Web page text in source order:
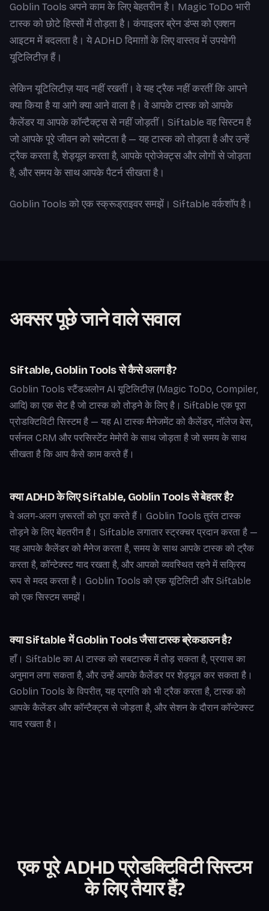
Goblin Tools अपने काम के लिए बेहतरीन है। Magic ToDo भारी
टास्क को छोटे हिस्सों में तोड़ता है। कंपाइलर ब्रेन डंप्स को एक्शन
आइटम में बदलता है। ये ADHD दिमाग़ों के लिए वास्तव में उपयोगी
यूटिलिटीज़ हैं।
लेकिन यूटिलिटीज़ याद नहीं रखतीं। वे यह ट्रैक नहीं करतीं कि आपने
क्या किया है या आगे क्या आने वाला है। वे आपके टास्क को आपके
कैलेंडर या आपके कॉन्टैक्ट्स से नहीं जोड़तीं। Siftable वह सिस्टम है
जो आपके पूरे जीवन को समेटता है — यह टास्क को तोड़ता है और उन्हें
ट्रैक करता है, शेड्यूल करता है, आपके प्रोजेक्ट्स और लोगों से जोड़ता
है, और समय के साथ आपके पैटर्न सीखता है।
Goblin Tools को एक स्क्रूड्राइवर समझें। Siftable वर्कशॉप है।
अक्सर पूछे जाने वाले सवाल
Siftable, Goblin Tools से कैसे अलग है?
Goblin Tools स्टैंडअलोन AI यूटिलिटीज़ (Magic ToDo, Compiler,
आदि) का एक सेट है जो टास्क को तोड़ने के लिए है। Siftable एक पूरा
प्रोडक्टिविटी सिस्टम है — यह AI टास्क मैनेजमेंट को कैलेंडर, नॉलेज बेस,
पर्सनल CRM और परसिस्टेंट मेमोरी के साथ जोड़ता है जो समय के साथ
सीखता है कि आप कैसे काम करते हैं।
क्या ADHD के लिए Siftable, Goblin Tools से बेहतर है?
वे अलग-अलग ज़रूरतों को पूरा करते हैं। Goblin Tools तुरंत टास्क
तोड़ने के लिए बेहतरीन है। Siftable लगातार स्ट्रक्चर प्रदान करता है —
यह आपके कैलेंडर को मैनेज करता है, समय के साथ आपके टास्क को ट्रैक
करता है, कॉन्टेक्स्ट याद रखता है, और आपको व्यवस्थित रहने में सक्रिय
रूप से मदद करता है। Goblin Tools को एक यूटिलिटी और Siftable
को एक सिस्टम समझें।
क्या Siftable में Goblin Tools जैसा टास्क ब्रेकडाउन है?
हाँ। Siftable का AI टास्क को सबटास्क में तोड़ सकता है, प्रयास का
अनुमान लगा सकता है, और उन्हें आपके कैलेंडर पर शेड्यूल कर सकता है।
Goblin Tools के विपरीत, यह प्रगति को भी ट्रैक करता है, टास्क को
आपके कैलेंडर और कॉन्टैक्ट्स से जोड़ता है, और सेशन के दौरान कॉन्टेक्स्ट
याद रखता है।
एक पूरे ADHD प्रोडक्टिविटी सिस्टम
के लिए तैयार हैं?